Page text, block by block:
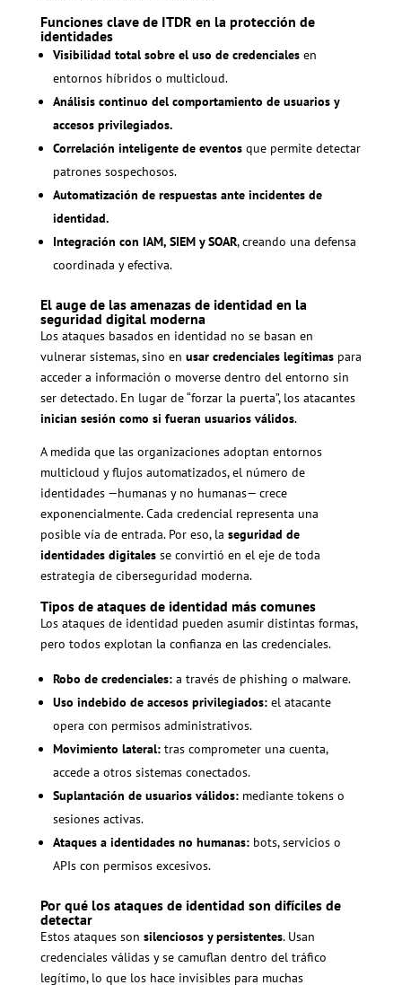
Funciones clave de ITDR en la protección de
identidades
Visibilidad total sobre el uso de credencialesen
entornos híbridos o multicloud.
Análisis continuo del comportamiento de usuarios y
accesos privilegiados.
Correlación inteligente de eventosque permite detectar
patrones sospechosos.
Automatización de respuestas ante incidentes de
identidad.
Integración con IAM, SIEM y SOAR, creando una defensa
coordinada y efectiva.
El auge de las amenazas de identidad en la
seguridad digital moderna
Los ataques basados en identidad no se basan en
vulnerar sistemas, sino en usar credenciales legítimaspara
acceder a información o moverse dentro del entorno sin
ser detectado. En lugar de “forzar la puerta”, los atacantes
inician sesión como si fueran usuarios válidos.
A medida que las organizaciones adoptan entornos
multicloud y flujos automatizados, el número de
identidades —humanas y no humanas— crece
exponencialmente. Cada credencial representa una
posible vía de entrada. Por eso, la seguridad de
identidades digitalesse convirtió en el eje de toda
estrategia de ciberseguridad moderna.
Tipos de ataques de identidad más comunes
Los ataques de identidad pueden asumir distintas formas,
pero todos explotan la confianza en las credenciales.
Robo de credenciales:a través de phishing o malware.
Uso indebido de accesos privilegiados:el atacante
opera con permisos administrativos.
Movimiento lateral:tras comprometer una cuenta,
accede a otros sistemas conectados.
Suplantación de usuarios válidos:mediante tokens o
sesiones activas.
Ataques a identidades no humanas:bots, servicios o
APIs con permisos excesivos.
Por qué los ataques de identidad son difíciles de
detectar
Estos ataques son silenciosos y persistentes. Usan
credenciales válidas y se camuflan dentro del tráfico
legítimo, lo que los hace invisibles para muchas